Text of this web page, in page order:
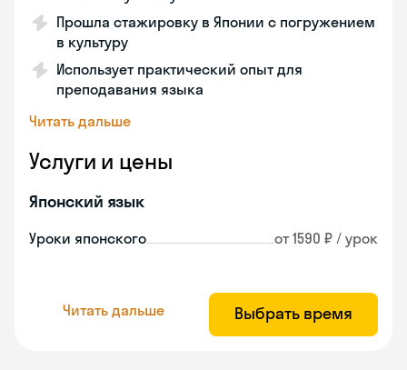
Прошла стажировку в Японии с погружением
в культуру
Использует практический опыт для
преподавания языка
Читать дальше
Услуги и цены
Японский язык
Уроки японского от 1590 ₽ / урок
Читать дальше Выбрать время